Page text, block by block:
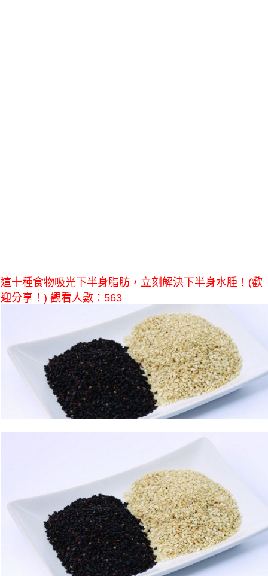
這十種食物吸光下半身脂肪，立刻解決下半身水腫！(歡
迎分享！) 觀看人數：563